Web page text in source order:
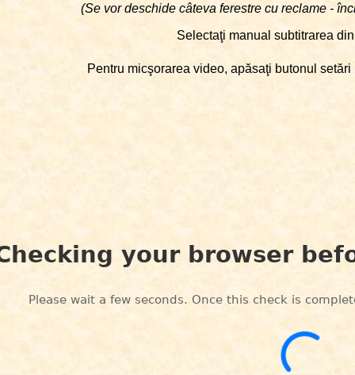
(Se vor deschide câteva ferestre cu reclame -
Selectaţi manual subtitrarea din
Pentru micşorarea video, apăsaţi butonul setări